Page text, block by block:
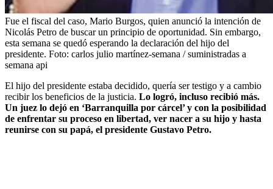
Fue el fiscal del caso, Mario Burgos, quien anunció la intención de
Nicolás Petro de buscar un principio de oportunidad. Sin embargo,
esta semana se quedó esperando la declaración del hijo del
presidente. Foto: carlos julio martínez-semana / suministradas a
semana api
El hijo del presidente estaba decidido, quería ser testigo y a cambio
recibir los beneficios de la justicia. Lo logró, incluso recibió más.
Un juez lo dejó en ‘Barranquilla por cárcel’ y con la posibilidad
de enfrentar su proceso en libertad, ver nacer a su hijo y hasta
reunirse con su papá, el presidente Gustavo Petro.